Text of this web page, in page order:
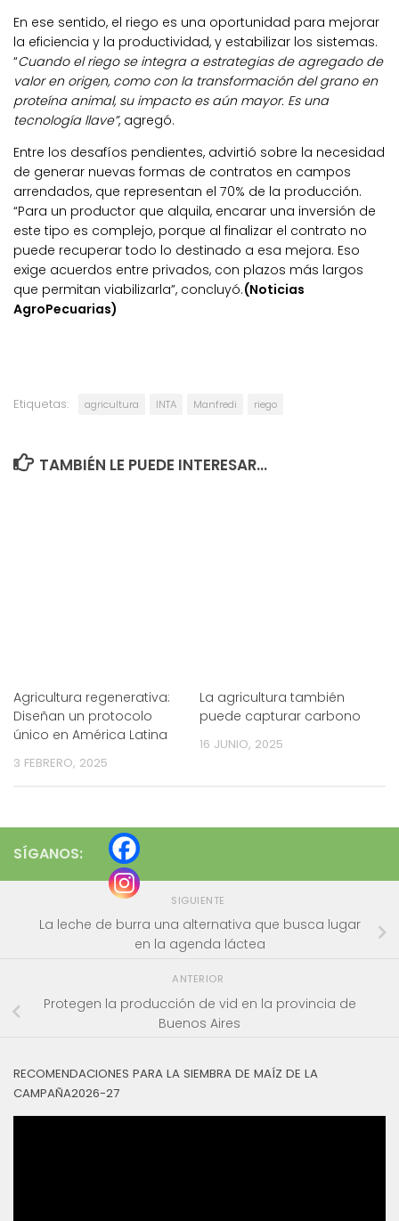
En ese sentido, el riego es una oportunidad para mejorar
la eficiencia y la productividad, y estabilizar los sistemas.
“Cuando el riego se integra a estrategias de agregado de
valor en origen, como con la transformación del grano en
proteína animal, su impacto es aún mayor. Es una
tecnología llave”, agregó.
Entre los desafíos pendientes, advirtió sobre la necesidad
de generar nuevas formas de contratos en campos
arrendados, que representan el 70% de la producción.
“Para un productor que alquila, encarar una inversión de
este tipo es complejo, porque al finalizar el contrato no
puede recuperar todo lo destinado a esa mejora. Eso
exige acuerdos entre privados, con plazos más largos
que permitan viabilizarla”, concluyó.(Noticias
AgroPecuarias)
Etiquetas: agricultura INTA Manfredi riego
TAMBIÉN LE PUEDE INTERESAR...
Agricultura regenerativa:
Diseñan un protocolo
único en América Latina
3 FEBRERO, 2025
La agricultura también
puede capturar carbono
16 JUNIO, 2025
SÍGANOS:
SIGUIENTE
La leche de burra una alternativa que busca lugar
en la agenda láctea
ANTERIOR
Protegen la producción de vid en la provincia de
Buenos Aires
RECOMENDACIONES PARA LA SIEMBRA DE MAÍZ DE LA
CAMPAÑA2026-27